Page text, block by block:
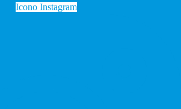
Icono Instagram